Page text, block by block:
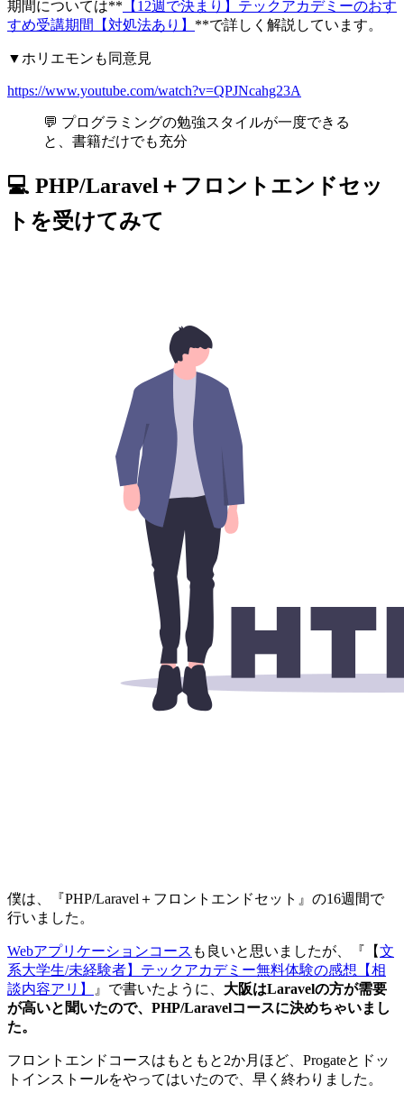
期間については** 【12週で決まり】テックアカデミーのおす
すめ受講期間【対処法あり】 **で詳しく解説しています。
▼ホリエモンも同意見
https://www.youtube.com/watch?v=QPJNcahg23A
💬 プログラミングの勉強スタイルが一度できる
と、書籍だけでも充分
💻 PHP/Laravel＋フロントエンドセッ
トを受けてみて
僕は、『PHP/Laravel＋フロントエンドセット』の16週間で
行いました。
Webアプリケーションコース も良いと思いましたが、『【文
系大学生/未経験者】テックアカデミー無料体験の感想【相
談内容アリ】
』で書いたように、 大阪はLaravelの方が需要
が高いと聞いたので、PHP/Laravelコースに決めちゃいまし
た。
フロントエンドコースはもともと2か月ほど、Progateとドッ
トインストールをやってはいたので、早く終わりました。